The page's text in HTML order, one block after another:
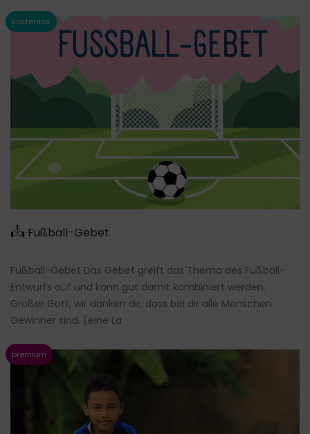
Fußball-Gebet
Fußball-Gebet Das Gebet greift das Thema des Fußball-
Entwurfs auf und kann gut damit kombiniert werden.
Großer Gott, wir danken dir, dass bei dir alle Menschen
Gewinner sind. (eine La